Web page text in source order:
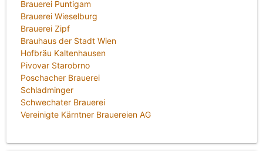
Brauerei Puntigam
Brauerei Wieselburg
Brauerei Zipf
Brauhaus der Stadt Wien
Hofbräu Kaltenhausen
Pivovar Starobrno
Poschacher Brauerei
Schladminger
Schwechater Brauerei
Vereinigte Kärntner Brauereien AG